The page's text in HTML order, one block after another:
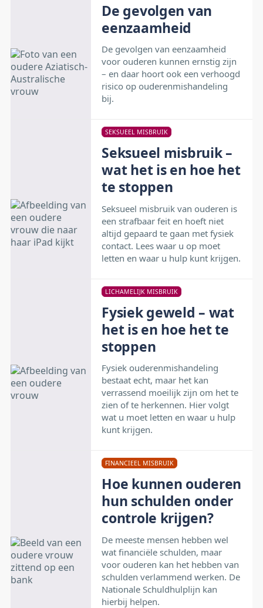
De gevolgen van
eenzaamheid
De gevolgen van eenzaamheid
voor ouderen kunnen ernstig zijn
– en daar hoort ook een verhoogd
risico op ouderenmishandeling
bij.
SEKSUEEL MISBRUIK
Seksueel misbruik –
wat het is en hoe het
te stoppen
Seksueel misbruik van ouderen is
een strafbaar feit en hoeft niet
altijd gepaard te gaan met fysiek
contact. Lees waar u op moet
letten en waar u hulp kunt krijgen.
LICHAMELIJK MISBRUIK
Fysiek geweld – wat
het is en hoe het te
stoppen
Fysiek ouderenmishandeling
bestaat echt, maar het kan
verrassend moeilijk zijn om het te
zien of te herkennen. Hier volgt
wat u moet letten en waar u hulp
kunt krijgen.
FINANCIEEL MISBRUIK
Hoe kunnen ouderen
hun schulden onder
controle krijgen?
De meeste mensen hebben wel
wat financiële schulden, maar
voor ouderen kan het hebben van
schulden verlammend werken. De
Nationale Schuldhulplijn kan
hierbij helpen.